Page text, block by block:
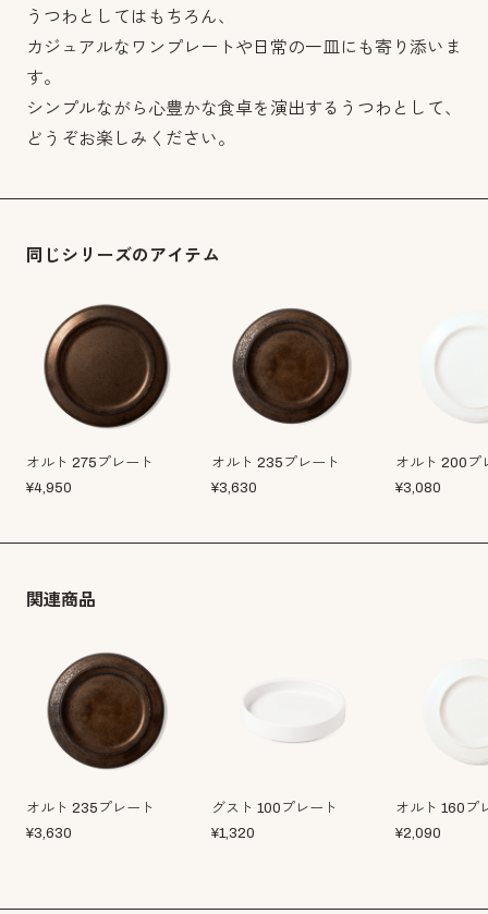
うつわとしてはもちろん、
カジュアルなワンプレートや日常の一皿にも寄り添いま
す。
シンプルながら心豊かな食卓を演出するうつわとして、
どうぞお楽しみください。
同じシリーズのアイテム
オルト 275プレート
¥4,950
オルト 235プレート
¥3,630
オルト 200プ
¥3,080
関連商品
オルト 235プレート
¥3,630
グスト 100プレート
¥1,320
オルト 160プ
¥2,090